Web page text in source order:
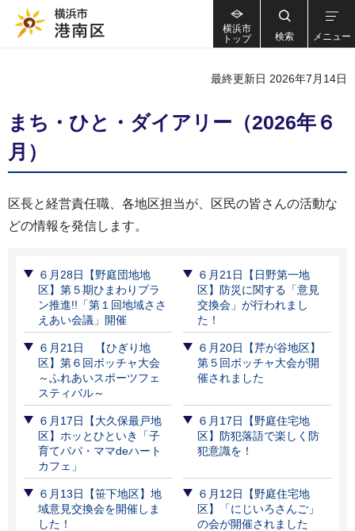
横浜市
トップ
検索 メニュー
最終更新日 2026年7月14日
まち・ひと・ダイアリー（2026年６
月）
区長と経営責任職、各地区担当が、区民の皆さんの活動な
どの情報を発信します。
６月28日【野庭団地地
区】第５期ひまわりプラ
ン推進!!「第１回地域ささ
えあい会議」開催
６月21日【日野第一地
区】防災に関する「意見
交換会」が行われまし
た！
６月21日 【ひぎり地
区】第６回ボッチャ大会
～ふれあいスポーツフェ
スティバル～
６月20日【芹が谷地区】
第５回ボッチャ大会が開
催されました
６月17日【大久保最戸地
区】ホッとひといき「子
育てパパ・ママdeハート
カフェ」
６月17日【野庭住宅地
区】防犯落語で楽しく防
犯意識を！
６月13日【笹下地区】地
域意見交換会を開催しま
した！
６月12日【野庭住宅地
区】「にじいろさんご」
の会が開催されました